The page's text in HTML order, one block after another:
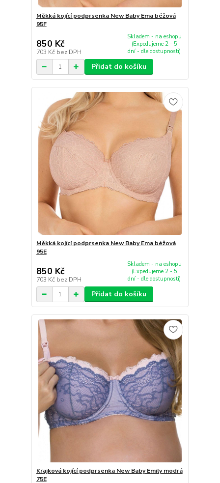
Měkká kojící podprsenka New Baby Ema béžová
95F
850 Kč
703 Kč bez DPH
Skladem - na eshopu
(Expedujeme 2 - 5
dní - dle dostupnosti)
Přidat do košíku
Měkká kojící podprsenka New Baby Ema béžová
95E
850 Kč
703 Kč bez DPH
Skladem - na eshopu
(Expedujeme 2 - 5
dní - dle dostupnosti)
Přidat do košíku
Krajková kojící podprsenka New Baby Emily modrá
75E